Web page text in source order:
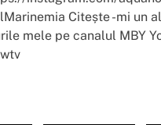
Citește -mi un
mele pe canalul MBY